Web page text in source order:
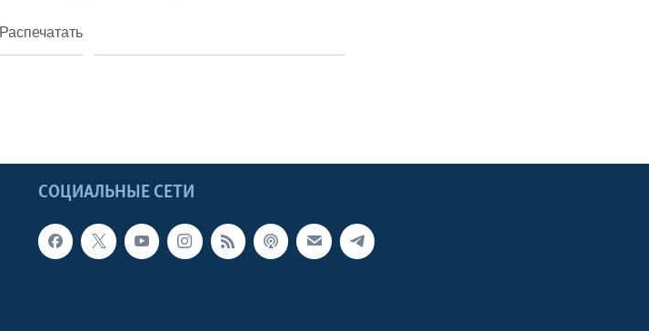
Распечатать
СОЦИАЛЬНЫЕ СЕТИ